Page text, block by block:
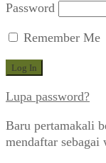
Password
Remember Me
Lupa password?
Baru pertamakali
mendaftar sebagai